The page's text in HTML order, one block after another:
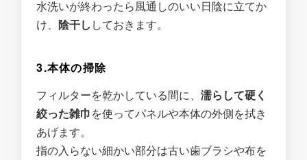
水洗いが終わったら風通しのいい日陰に立てか
け、陰干し しておきます。
3.本体の掃除
フィルターを乾かしている間に、濡らして硬く
絞った雑巾を使ってパネルや本体の外側を拭き
あげます。
指の入らない細かい部分は古い歯ブラシや布を